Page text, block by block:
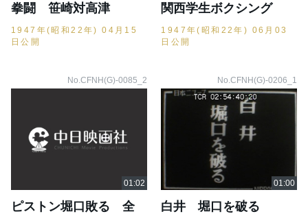
拳闘 笹崎対高津
1947年(昭和22年) 04月15
日公開
関西学生ボクシング
1947年(昭和22年) 06月03
日公開
No.CFNH(G)-0085_2
ピストン堀口敗る 全
No.CFNH(G)-0206_1
白井 堀口を破る